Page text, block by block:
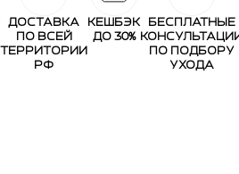
ДОСТАВКА
ПО ВСЕЙ
ТЕРРИТОРИИ
РФ
КЕШБЭК
ДО 30%
БЕСПЛАТНЫЕ
ПО ПОДБОРУ
УХОДА